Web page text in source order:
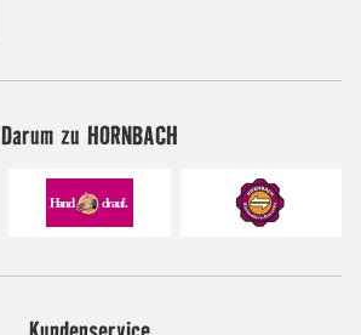
Darum zu HORNBACH